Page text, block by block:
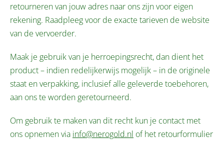
retourneren van jouw adres naar ons zijn voor eigen
rekening. Raadpleeg voor de exacte tarieven de website
van de vervoerder.
Maak je gebruik van je herroepingsrecht, dan dient het
product – indien redelijkerwijs mogelijk – in de originele
staat en verpakking, inclusief alle geleverde toebehoren,
aan ons te worden geretourneerd.
Om gebruik te maken van dit recht kun je contact met
ons opnemen via info@nerogold.nl of het retourformulier